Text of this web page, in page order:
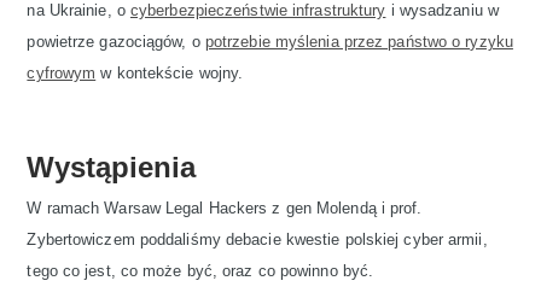
na Ukrainie, o cyberbezpieczeństwie infrastruktury i wysadzaniu w
powietrze gazociągów, o potrzebie myślenia przez państwo o ryzyku
cyfrowym w kontekście wojny.
Wystąpienia
W ramach Warsaw Legal Hackers z gen Molendą i prof.
Zybertowiczem poddaliśmy debacie kwestie polskiej cyber armii,
tego co jest, co może być, oraz co powinno być.